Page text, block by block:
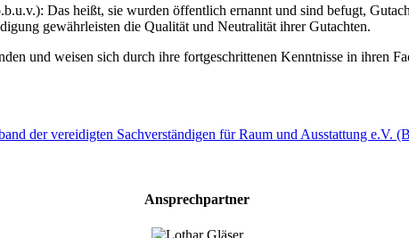
Das heißt, sie wurden öffentlich ernannt und sind befugt,
gewährleisten die Qualität und Neutralität ihrer Gutachten.
und weisen sich durch ihre fortgeschrittenen Kenntnisse in ihren
der vereidigten Sachverständigen für Raum und Ausstattung e.V.
Ansprechpartner